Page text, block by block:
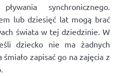
synchronicznego.
lub dziesięć lat mogą brać
świata w tej dziedzinie. W
dziecko nie ma żadnych
zapisać go na zajęcia z